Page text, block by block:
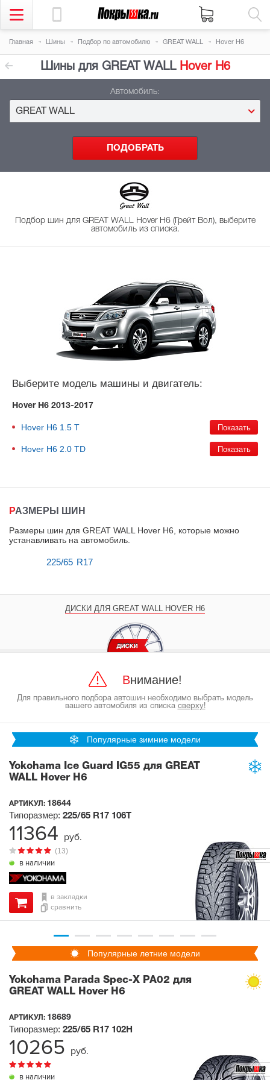
Главная Шины Подбор по автомобилю GREAT WALL Hover H6
Шины для GREAT WALL Hover H6
Автомобиль:
GREAT WALL
Подбор шин для GREAT WALL Hover H6 (Грейт Вол), выберите
автомобиль из списка.
Выберите модель машины и двигатель:
Hover H6 2013-2017
Hover H6 1.5 T
Hover H6 2.0 TD
РАЗМЕРЫ ШИН
Размеры шин для GREAT WALL Hover H6, которые можно
устанавливать на автомобиль
225/65 R17
ДИСКИ ДЛЯ GREAT WALL HOVER H6
Внимание!
Для правильного подбора автошин необходимо выбрать модель
вашего автомобиля из списка сверху!
Популярные зимние модели
Yokohama Ice Guard IG55 для GREAT
WALL Hover H6
АРТИКУЛ: 18644
в наличии
(13)
Типоразмер: 225/65 R17 106T
в закладки
сравнить
11364 руб.
Популярные летние модели
Yokohama Parada Spec-X PA02 для
GREAT WALL Hover H6
АРТИКУЛ: 18689
в наличии
Типоразмер: 225/65 R17 102H
10265 руб.